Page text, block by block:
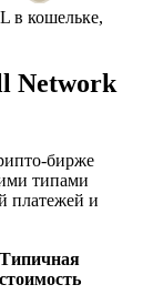
BTR
в кошельке,
Network
бирже
типами
платежей и
Типичная
стоимость